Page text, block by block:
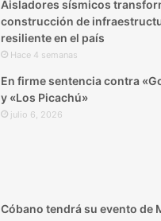
Aisladores sísmicos
construcción de
resiliente en el país
Hace 4 semanas
En firme sentencia contra
y «Los Picachú»
julio 6, 2026
Cóbano tendrá su evento de